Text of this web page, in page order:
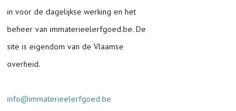
in voor de dagelijkse werking en het
beheer van immaterieelerfgoed.be. De
site is eigendom van de Vlaamse
overheid.
info@immaterieelerfgoed.be